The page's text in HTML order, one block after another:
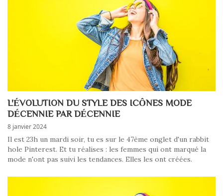
L'ÉVOLUTION DU STYLE DES ICÔNES MODE
DÉCENNIE PAR DÉCENNIE
8 janvier 2024
Il est 23h un mardi soir, tu es sur le 47ème onglet d'un rabbit
hole Pinterest. Et tu réalises : les femmes qui ont marqué la
mode n'ont pas suivi les tendances. Elles les ont créées.